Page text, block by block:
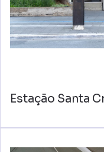
Estação Santa